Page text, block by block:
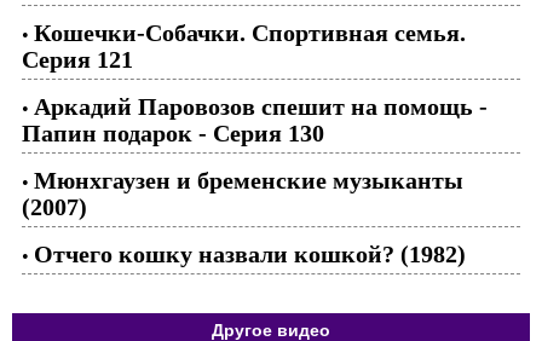
• Кошечки-Собачки. Спортивная семья.
Серия 121
• Аркадий Паровозов спешит на помощь -
Папин подарок - Серия 130
• Мюнхгаузен и бременские музыканты
(2007)
• Отчего кошку назвали кошкой? (1982)
Другое видео